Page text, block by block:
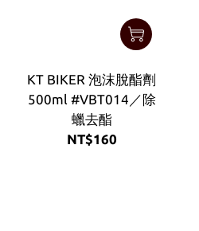
KT BIKER 泡沫脫酯劑
500ml #VBT014／除
蠟去酯
NT$160